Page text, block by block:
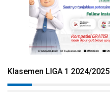
Klasemen LIGA 1 2024/2025